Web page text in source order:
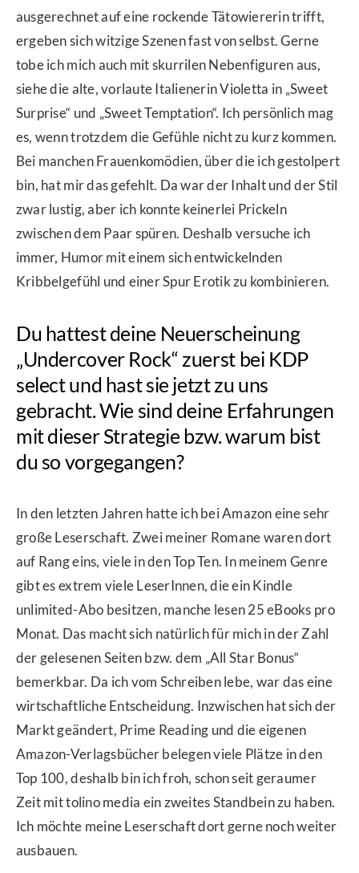
ausgerechnet auf eine rockende Tätowiererin trifft,
ergeben sich witzige Szenen fast von selbst. Gerne
tobe ich mich auch mit skurrilen Nebenfiguren aus,
siehe die alte, vorlaute Italienerin Violetta in „Sweet
Surprise“ und „Sweet Temptation“. Ich persönlich mag
es, wenn trotzdem die Gefühle nicht zu kurz kommen.
Bei manchen Frauenkomödien, über die ich gestolpert
bin, hat mir das gefehlt. Da war der Inhalt und der Stil
zwar lustig, aber ich konnte keinerlei Prickeln
zwischen dem Paar spüren. Deshalb versuche ich
immer, Humor mit einem sich entwickelnden
Kribbelgefühl und einer Spur Erotik zu kombinieren.
Du hattest deine Neuerscheinung
„Undercover Rock“ zuerst bei KDP
select und hast sie jetzt zu uns
gebracht. Wie sind deine Erfahrungen
mit dieser Strategie bzw. warum bist
du so vorgegangen?
In den letzten Jahren hatte ich bei Amazon eine sehr
große Leserschaft. Zwei meiner Romane waren dort
auf Rang eins, viele in den Top Ten. In meinem Genre
gibt es extrem viele LeserInnen, die ein Kindle
unlimited-Abo besitzen, manche lesen 25 eBooks pro
Monat. Das macht sich natürlich für mich in der Zahl
der gelesenen Seiten bzw. dem „All Star Bonus“
bemerkbar. Da ich vom Schreiben lebe, war das eine
wirtschaftliche Entscheidung. Inzwischen hat sich der
Markt geändert, Prime Reading und die eigenen
Amazon-Verlagsbücher belegen viele Plätze in den
Top 100, deshalb bin ich froh, schon seit geraumer
Zeit mit tolino media ein zweites Standbein zu haben.
Ich möchte meine Leserschaft dort gerne noch weiter
ausbauen.